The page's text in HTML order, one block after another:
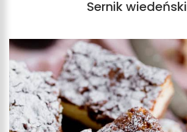
Sernik wiedeński